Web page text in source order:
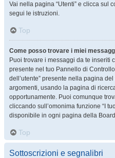
Vai nella pagina “Utenti” e clicca sul
segui le istruzioni.
Top
Come posso trovare i miei
Puoi trovare i messaggi da te inseriti
presente nel tuo Pannello di
dell’utente” presente nella pagina
argomenti, usando la pagina di
opportunamente. Puoi comunque
cliccando sull’omonima funzione “I
disponibile in ogni pagina della
Top
Sottoscrizioni e segnalibri